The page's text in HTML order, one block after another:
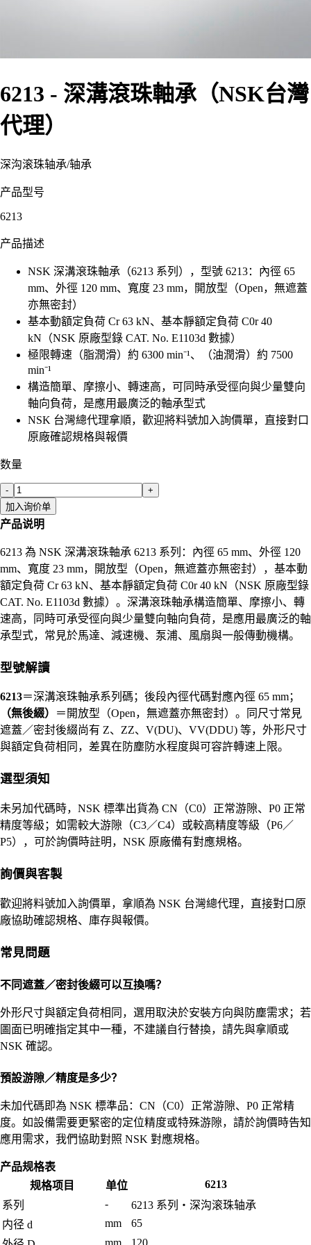
6213 - 深溝滾珠軸承（NSK台灣
代理）
深沟滚珠轴承/轴承
产品型号
6213
产品描述
NSK 深溝滾珠軸承（6213 系列），型號 6213：內徑 65
mm、外徑 120 mm、寬度 23 mm，開放型（Open，無遮蓋
亦無密封）
基本動額定負荷 Cr 63 kN、基本靜額定負荷 C0r 40
kN（NSK 原廠型錄 CAT. No. E1103d 數據）
極限轉速（脂潤滑）約 6300 min⁻¹、（油潤滑）約 7500
min⁻¹
構造簡單、摩擦小、轉速高，可同時承受徑向與少量雙向
軸向負荷，是應用最廣泛的軸承型式
NSK 台灣總代理拿順，歡迎將料號加入詢價單，直接對口
原廠確認規格與報價
数量
-
+
加入询价单
产品说明
6213 為 NSK 深溝滾珠軸承 6213 系列：內徑 65 mm、外徑 120
mm、寬度 23 mm，開放型（Open，無遮蓋亦無密封），基本動
額定負荷 Cr 63 kN、基本靜額定負荷 C0r 40 kN（NSK 原廠型錄
CAT. No. E1103d 數據）。深溝滾珠軸承構造簡單、摩擦小、轉
速高，同時可承受徑向與少量雙向軸向負荷，是應用最廣泛的軸
承型式，常見於馬達、減速機、泵浦、風扇與一般傳動機構。
型號解讀
6213＝深溝滾珠軸承系列碼；後段內徑代碼對應內徑 65 mm；
（無後綴）
＝開放型（Open，無遮蓋亦無密封）。同尺寸常見
遮蓋／密封後綴尚有 Z、ZZ、V(DU)、VV(DDU) 等，外形尺寸
與額定負荷相同，差異在防塵防水程度與可容許轉速上限。
選型須知
未另加代碼時，NSK 標準出貨為 CN（C0）正常游隙、P0 正常
精度等級；如需較大游隙（C3／C4）或較高精度等級（P6／
P5），可於詢價時註明，NSK 原廠備有對應規格。
詢價與客製
歡迎將料號加入詢價單，拿順為 NSK 台灣總代理，直接對口原
廠協助確認規格、庫存與報價。
常見問題
不同遮蓋／密封後綴可以互換嗎？
外形尺寸與額定負荷相同，選用取決於安裝方向與防塵需求；若
圖面已明確指定其中一種，不建議自行替換，請先與拿順或
NSK 確認。
預設游隙／精度是多少？
未加代碼即為 NSK 標準品：CN（C0）正常游隙、P0 正常精
度。如設備需要更緊密的定位精度或特殊游隙，請於詢價時告知
應用需求，我們協助對照 NSK 對應規格。
产品规格表
规格项目
单位
6213
系列
-
6213 系列・深沟滚珠轴承
内径 d
mm
65
mm 120